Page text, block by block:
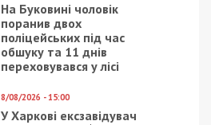
На Буковині чоловік
поранив двох
поліцейських під час
обшуку та 11 днів
переховувався у лісі
8/08/2026 - 15:00
У Харкові ексзавідувач